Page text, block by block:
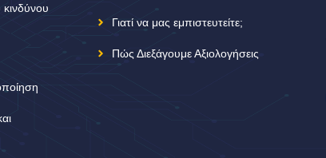
κινδύνου
Γιατί να μας εμπιστευτείτε;
Πώς Διεξάγουμε Αξιολογήσεις